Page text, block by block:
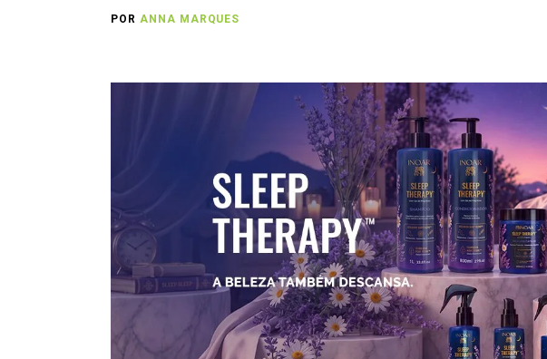
POR ANNA MARQUES